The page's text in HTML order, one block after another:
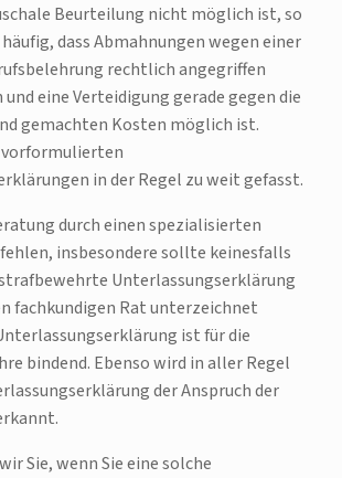
Beurteilung nicht möglich ist, so
dass Abmahnungen wegen einer
rechtlich angegriffen
eine Verteidigung gerade gegen die
gemachten Kosten möglich ist.
vorformulierten
in der Regel zu weit gefasst.
durch einen spezialisierten
insbesondere sollte keinesfalls
Unterlassungserklärung
fachkundigen Rat unterzeichnet
ist für die
bindend. Ebenso wird in aller Regel
der Anspruch der
Sie, wenn Sie eine solche